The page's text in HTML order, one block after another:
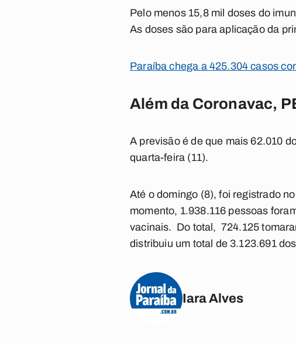
Pelo menos 15,8 mil doses do
As doses são para aplicação da
Paraíba chega a 425.304 casos
Além da Coronavac,
A previsão é de que mais 62.010
quarta-feira (11).
Até o domingo (8), foi registrado
momento, 1.938.116 pessoas
vacinais. Do total, 724.125
distribuiu um total de 3.123.691
Iara Alves